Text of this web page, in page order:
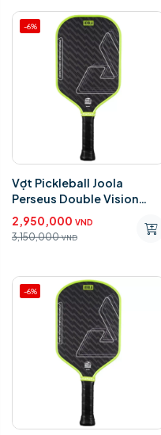
-6%
Vợt Pickleball Joola
Perseus Double Vision
Green
2,950,000 VND
3,150,000 VND
-6%